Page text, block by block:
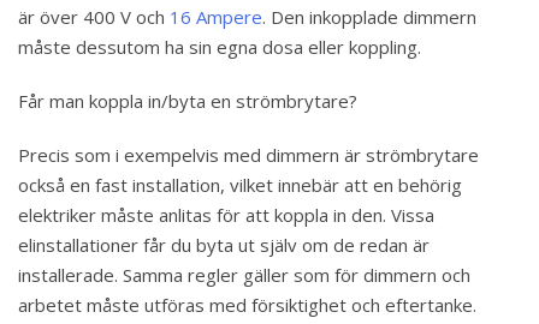
är över 400 V och 16 Ampere. Den inkopplade dimmern
måste dessutom ha sin egna dosa eller koppling.
Får man koppla in/byta en strömbrytare?
Precis som i exempelvis med dimmern är strömbrytare
också en fast installation, vilket innebär att en behörig
elektriker måste anlitas för att koppla in den. Vissa
elinstallationer får du byta ut själv om de redan är
installerade. Samma regler gäller som för dimmern och
arbetet måste utföras med försiktighet och eftertanke.